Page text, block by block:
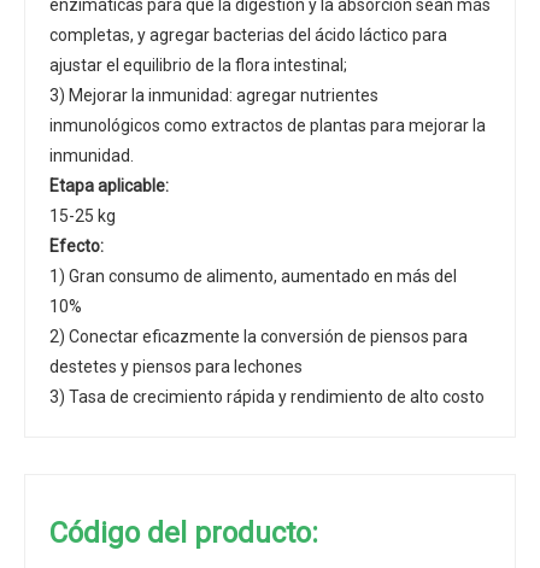
enzimáticas para que la digestión y la absorción sean más
completas, y agregar bacterias del ácido láctico para
ajustar el equilibrio de la flora intestinal;
3) Mejorar la inmunidad: agregar nutrientes
inmunológicos como extractos de plantas para mejorar la
inmunidad.
Etapa aplicable:
15-25 kg
Efecto:
1) Gran consumo de alimento, aumentado en más del
10%
2) Conectar eficazmente la conversión de piensos para
destetes y piensos para lechones
3) Tasa de crecimiento rápida y rendimiento de alto costo
Código del producto: